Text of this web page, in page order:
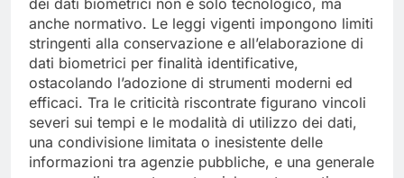
dei dati biometrici non è solo tecnologico, ma
anche normativo. Le leggi vigenti impongono limiti
stringenti alla conservazione e all’elaborazione di
dati biometrici per finalità identificative,
ostacolando l’adozione di strumenti moderni ed
efficaci. Tra le criticità riscontrate figurano vincoli
severi sui tempi e le modalità di utilizzo dei dati,
una condivisione limitata o inesistente delle
informazioni tra agenzie pubbliche, e una generale